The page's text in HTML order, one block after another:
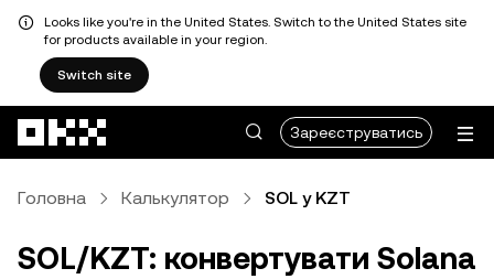
Looks like you're in the United States. Switch to the United States site
for products available in your region.
Switch site
Зареєструватись
Головна Калькулятор SOL у KZT
SOL/KZT: конвертувати Solana